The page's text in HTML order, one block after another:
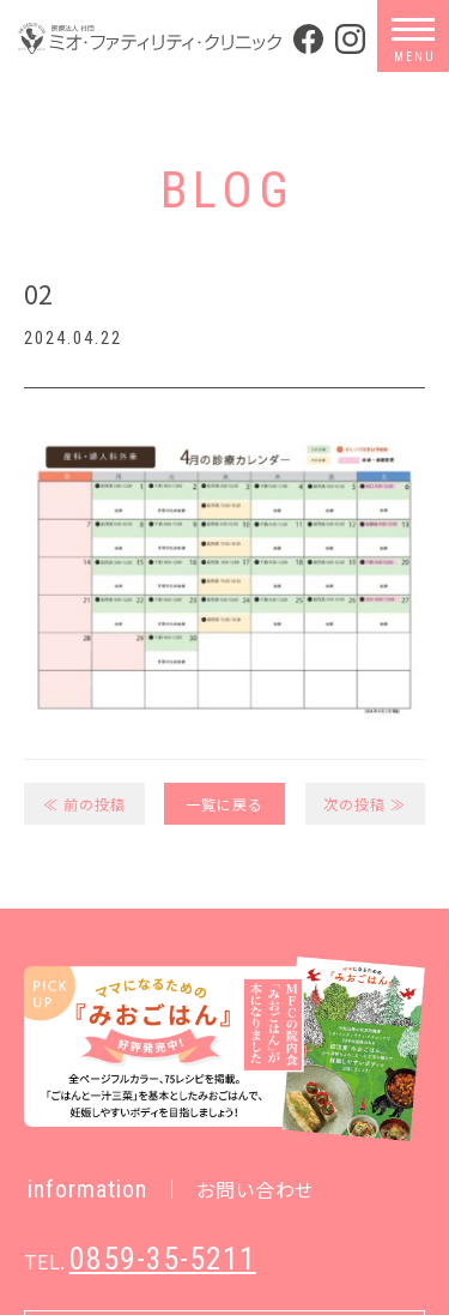
BLOG
02
2024.04.22
≪ 前の投稿 一覧に戻る 次の投稿 ≫
information お問い合わせ
TEL. 0859-35-5211